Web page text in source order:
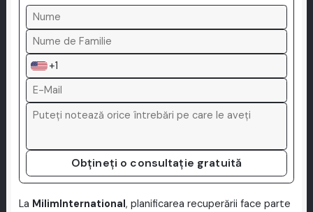
+1
Obțineți o consultație gratuită
La MilimInternational, planificarea recuperării face parte